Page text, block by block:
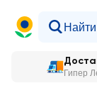
Гипер